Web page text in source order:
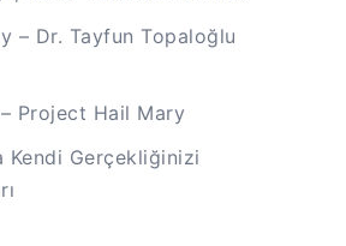
– Dr. Tayfun Topaloğlu
Project Hail Mary
Kendi Gerçekliğinizi